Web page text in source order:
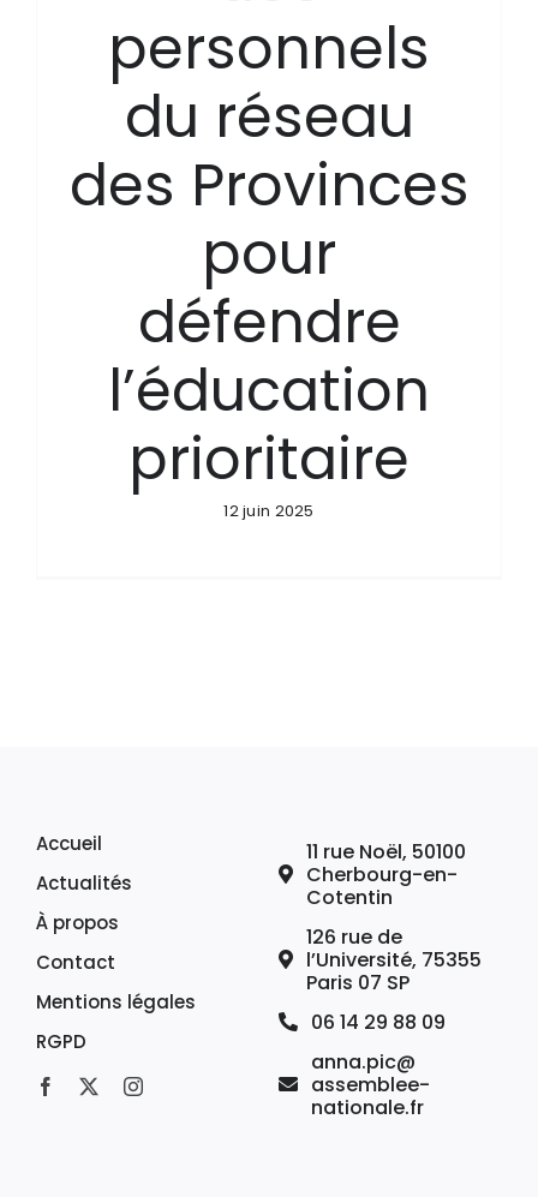
personnels
du réseau
des Provinces
pour
défendre
l’éducation
prioritaire
12 juin 2025
Accueil
Actualités
À propos
Contact
Mentions légales
RGPD
11 rue Noël, 50100
Cherbourg-en-
Cotentin
126 rue de
l’Université, 75355
Paris 07 SP
06 14 29 88 09
anna.pic@
assemblee-
nationale.fr